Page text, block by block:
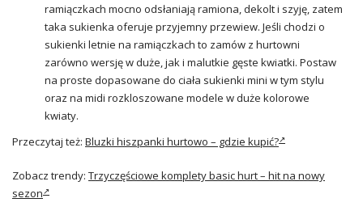
ramiączkach mocno odsłaniają ramiona, dekolt i szyję, zatem
taka sukienka oferuje przyjemny przewiew. Jeśli chodzi o
sukienki letnie na ramiączkach to zamów z hurtowni
zarówno wersję w duże, jak i malutkie gęste kwiatki. Postaw
na proste dopasowane do ciała sukienki mini w tym stylu
oraz na midi rozkloszowane modele w duże kolorowe
kwiaty.
Przeczytaj też: Bluzki hiszpanki hurtowo – gdzie kupić?
Zobacz trendy: Trzyczęściowe komplety basic hurt – hit na nowy
sezon